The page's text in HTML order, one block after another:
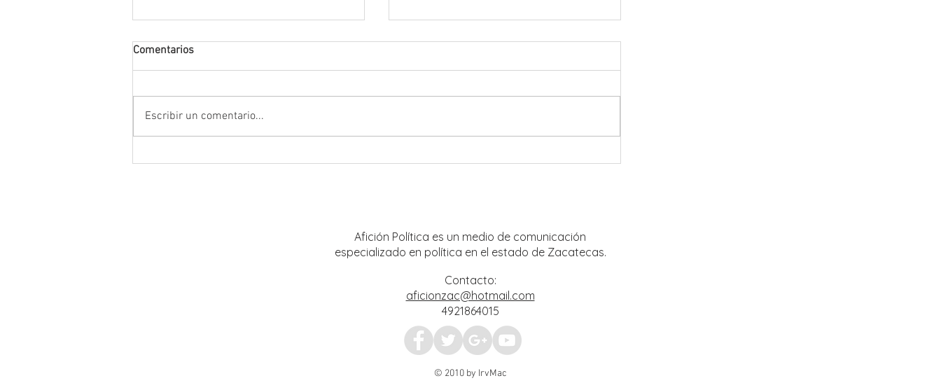
Comentarios
Escribir un comentario...
Afición Política es un medio de comunicación
especializado en política en el estado de Zacatecas.
Contacto:
aficionzac@hotmail.com
4921864015
© 2010 by IrvMac